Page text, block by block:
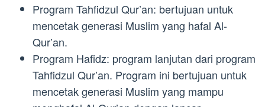
Program Tahfidzul Qur’an: bertujuan untuk
mencetak generasi Muslim yang hafal Al-
Qur’an.
Program Hafidz: program lanjutan dari program
Tahfidzul Qur’an. Program ini bertujuan untuk
mencetak generasi Muslim yang mampu